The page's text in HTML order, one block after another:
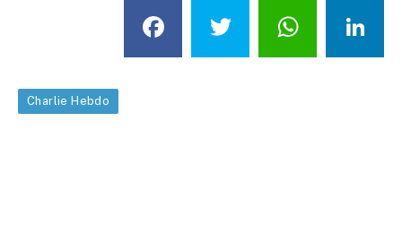
Facebook
Twitter
Charlie Hebdo